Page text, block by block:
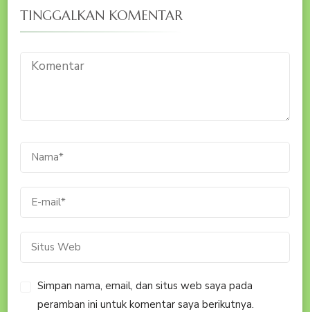
TINGGALKAN KOMENTAR
Simpan nama, email, dan situs web saya pada
peramban ini untuk komentar saya berikutnya.